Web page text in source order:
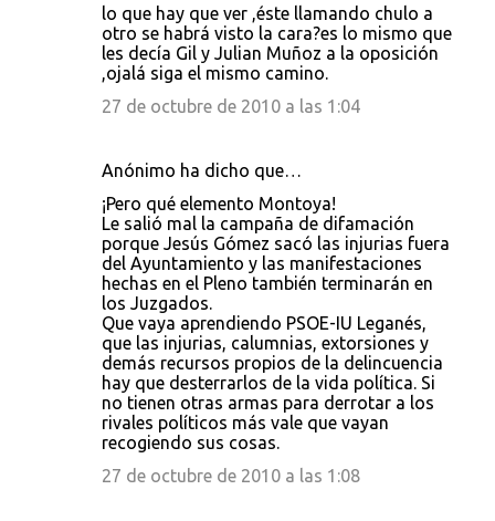
lo que hay que ver ,éste llamando chulo a
otro se habrá visto la cara?es lo mismo que
les decía Gil y Julian Muñoz a la oposición
,ojalá siga el mismo camino.
27 de octubre de 2010 a las 1:04
Anónimo ha dicho que…
¡Pero qué elemento Montoya!
Le salió mal la campaña de difamación
porque Jesús Gómez sacó las injurias fuera
del Ayuntamiento y las manifestaciones
hechas en el Pleno también terminarán en
los Juzgados.
Que vaya aprendiendo PSOE-IU Leganés,
que las injurias, calumnias, extorsiones y
demás recursos propios de la delincuencia
hay que desterrarlos de la vida política. Si
no tienen otras armas para derrotar a los
rivales políticos más vale que vayan
recogiendo sus cosas.
27 de octubre de 2010 a las 1:08